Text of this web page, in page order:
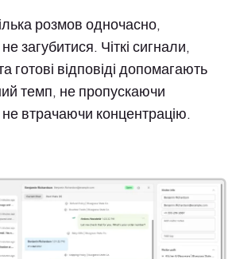
розмов одночасно,
загубитися. Чіткі сигнали,
готові відповіді допомагають
темп, не пропускаючи
втрачаючи концентрацію.